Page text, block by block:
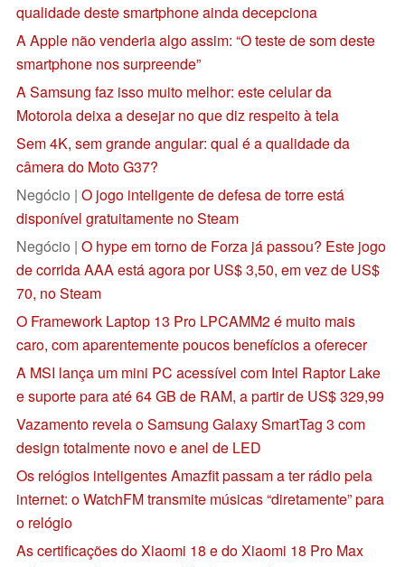
qualidade deste smartphone ainda decepciona
A Apple não venderia algo assim: “O teste de som deste
smartphone nos surpreende”
A Samsung faz isso muito melhor: este celular da
Motorola deixa a desejar no que diz respeito à tela
Sem 4K, sem grande angular: qual é a qualidade da
câmera do Moto G37?
Negócio | O jogo inteligente de defesa de torre está
disponível gratuitamente no Steam
Negócio | O hype em torno de Forza já passou? Este jogo
de corrida AAA está agora por US$ 3,50, em vez de US$
70, no Steam
O Framework Laptop 13 Pro LPCAMM2 é muito mais
caro, com aparentemente poucos benefícios a oferecer
A MSI lança um mini PC acessível com Intel Raptor Lake
e suporte para até 64 GB de RAM, a partir de US$ 329,99
Vazamento revela o Samsung Galaxy SmartTag 3 com
design totalmente novo e anel de LED
Os relógios inteligentes Amazfit passam a ter rádio pela
internet: o WatchFM transmite músicas “diretamente” para
o relógio
As certificações do Xiaomi 18 e do Xiaomi 18 Pro Max